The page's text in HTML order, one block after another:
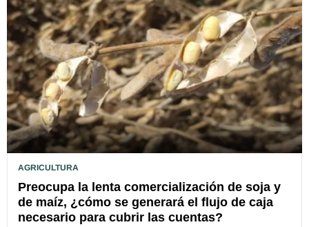
AGRICULTURA
Preocupa la lenta comercialización de soja y
de maíz, ¿cómo se generará el flujo de caja
necesario para cubrir las cuentas?